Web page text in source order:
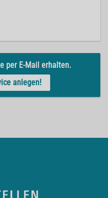
per E-Mail erhalten.
anlegen!